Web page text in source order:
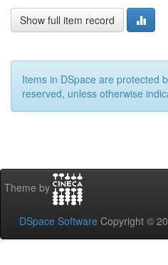
Show full item record
Items in DSpace are protected
reserved, unless otherwise
Theme by
DSpace Software Copyright ©